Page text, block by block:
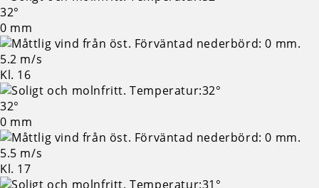
32°
0 mm
5.2 m/s
Kl. 16
32°
0 mm
5.5 m/s
Kl. 17